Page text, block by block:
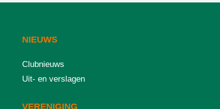
NIEUWS
Clubnieuws
Uit- en verslagen
VERENIGING